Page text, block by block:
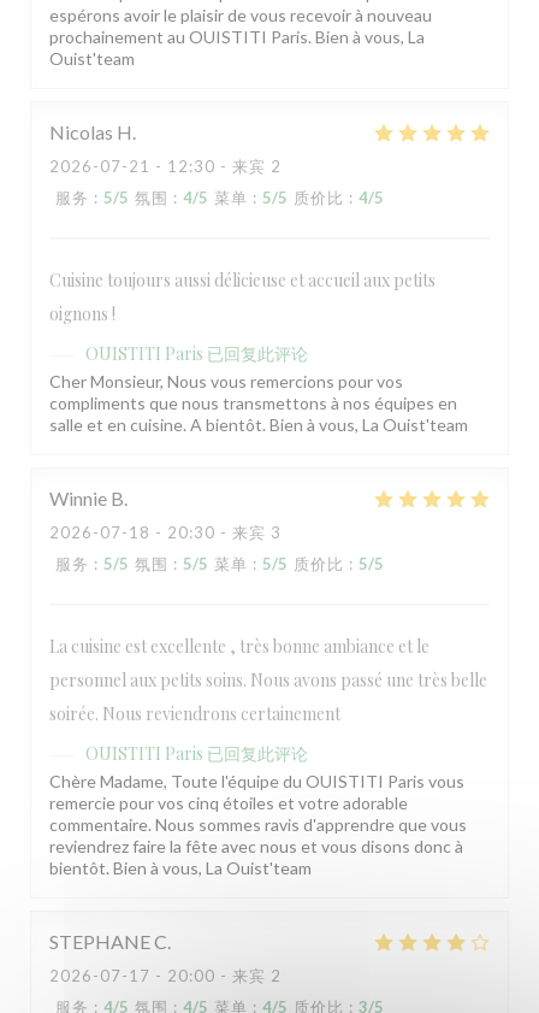
espérons avoir le plaisir de vous recevoir à nouveau
prochainement au OUISTITI Paris. Bien à vous, La
Ouist'team
Nicolas H
2026-07-21 - 12:30 - 来宾 2
服务 : 5/5 氛围 : 4/5 菜单 : 5/5 质价比 : 4/5
Cuisine toujours aussi délicieuse et accueil aux petits
oignons !
OUISTITI Paris 已回复此评论
Cher Monsieur, Nous vous remercions pour vos
compliments que nous transmettons à nos équipes en
salle et en cuisine. A bientôt. Bien à vous, La Ouist'team
Winnie B
2026-07-18 - 20:30 - 来宾 3
服务 : 5/5 氛围 : 5/5 菜单 : 5/5 质价比 : 5/5
La cuisine est excellente , très bonne ambiance et le
personnel aux petits soins. Nous avons passé une très belle
soirée. Nous reviendrons certainement
OUISTITI Paris 已回复此评论
Chère Madame, Toute l'équipe du OUISTITI Paris vous
remercie pour vos cinq étoiles et votre adorable
commentaire. Nous sommes ravis d'apprendre que vous
reviendrez faire la fête avec nous et vous disons donc à
bientôt. Bien à vous, La Ouist'team
STEPHANEC
2026-07-17 - 20:00 - 来宾 2
服务 : 4/5 氛围 : 4/5 菜单 : 4/5 质价比 : 3/5
OUISTITI Paris